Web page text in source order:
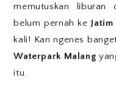
memutuskan
belum pernah ke Jatim
kali! Kan ngenes
Waterpark Malang
itu.